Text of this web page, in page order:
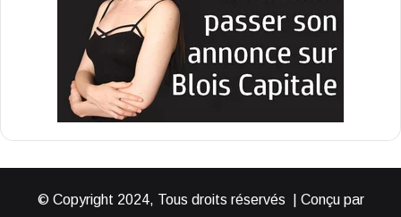
© Copyright 2024, Tous droits réservés | Conçu par